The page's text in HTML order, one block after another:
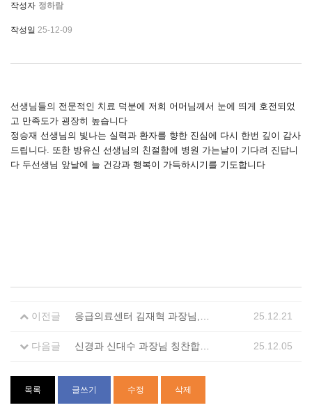
작성자 정하람
작성일 25-12-09
선생님들의 전문적인 치료 덕분에 저희 어머님께서 눈에 띄게 호전되었
고 만족도가 굉장히 높습니다
​정승재 선생님의 빛나는 실력과 환자를 향한 진심에 다시 한번 깊이 감사
드립니다. 또한 방유신 선생님의 친절함에 병원 가는날이 기다려 진답니
다 두선생님 앞날에 늘 건강과 행복이 가득하시기를 기도합니다
이전글 응급의료센터 김재혁 과장님, 노종갑 과장님, 그리고 7B병동 간호사님들 정말 감사드립니다. 25.12.21
다음글 신경과 신대수 과장님 칭찬합니다 25.12.05
목록 글쓰기 수정 삭제